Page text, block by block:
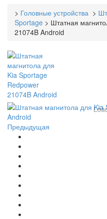
> Головные устройства >
Sportage > Штатная
21074B Android
Предыдущая